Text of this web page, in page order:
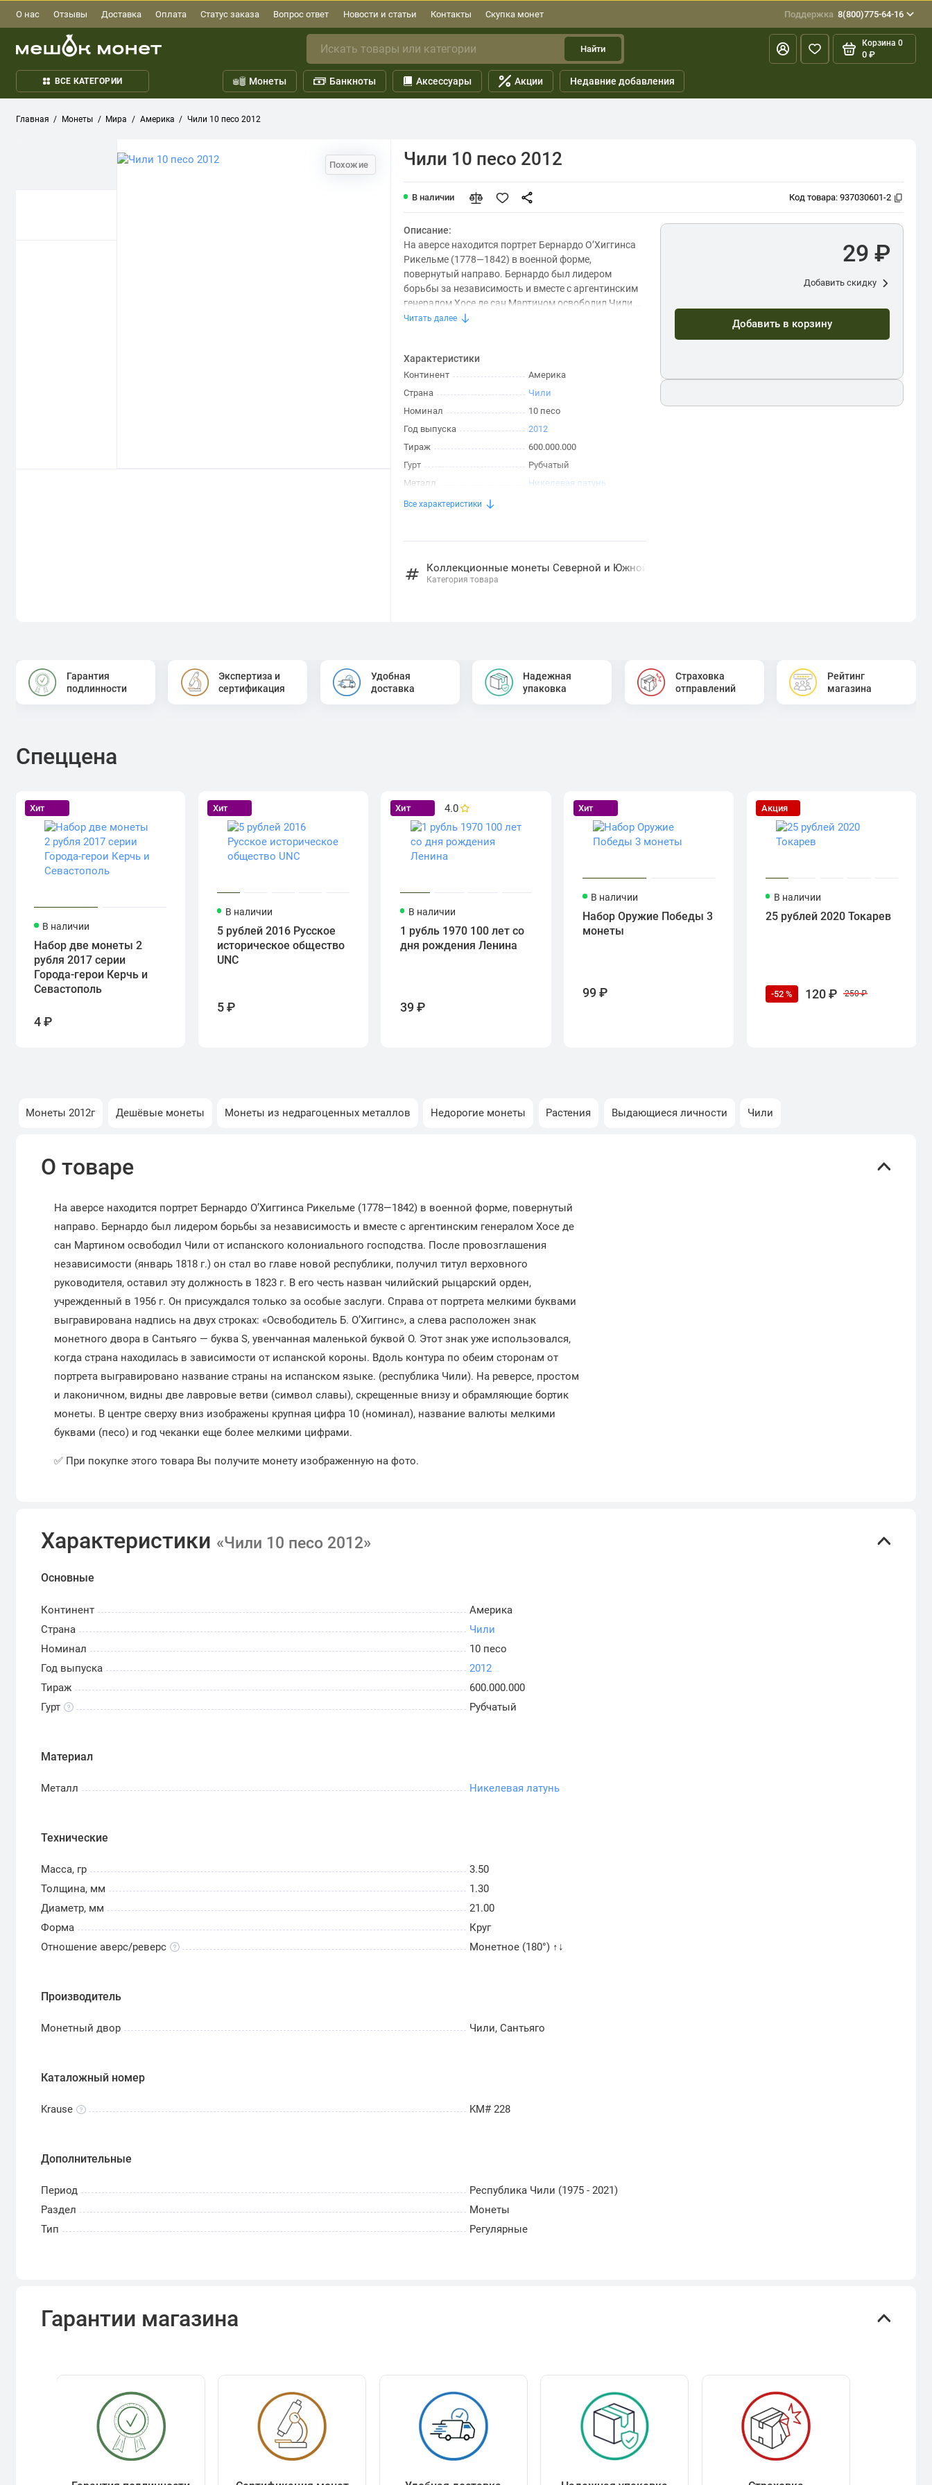
О нас Отзывы Доставка Оплата Статус заказа Вопрос ответ Новости и статьи Контакты Скупка монет Поддержка 8(800)775-64-16
Найти
Корзина 0
0 ₽
ВСЕ КАТЕГОРИИ Монеты Банкноты Аксессуары Акции Недавние добавления
Главная Монеты Мира Америка Чили 10 песо 2012
Похожие Чили 10 песо 2012
В наличии Код товара: 937030601-2
Описание:
На аверсе находится портрет Бернардо О’Хиггинса
Рикельме (1778—1842) в военной форме,
повернутый направо. Бернардо был лидером
борьбы за независимость и вместе с аргентинским
генералом Хосе де сан Мартином освободил Чили...
Читать далее
Характеристики
Континент
Америка
Страна
Чили
Номинал
10 песо
Год выпуска
2012
Тираж
600.000.000
Гурт
Рубчатый
Металл
Никелевая латунь
Все характеристики
Коллекционные монеты Северной и Южной Америки
Категория товара
29 ₽
Добавить скидку
Добавить в корзину
Гарантия
подлинности
Экспертиза и
сертификация
Удобная
доставка
Надежная
упаковка
Страховка
отправлений
Рейтинг
магазина
Спеццена
Хит
В наличии
Набор две монеты 2
рубля 2017 серии
Города-герои Керчь и
Севастополь
4 ₽
Хит
В наличии
5 рублей 2016 Русское
историческое общество
UNC
5 ₽
Хит 4.0
В наличии
1 рубль 1970 100 лет со
дня рождения Ленина
39 ₽
Хит
В наличии
Набор Оружие Победы 3
монеты
99 ₽
Акция
В наличии
25 рублей 2020 Токарев
-52 % 120 ₽ 250 ₽
Монеты 2012г Дешёвые монеты Монеты из недрагоценных металлов Недорогие монеты Растения Выдающиеся личности Чили
О товаре
На аверсе находится портрет Бернардо О’Хиггинса Рикельме (1778—1842) в военной форме, повернутый
направо. Бернардо был лидером борьбы за независимость и вместе с аргентинским генералом Хосе де
сан Мартином освободил Чили от испанского колониального господства. После провозглашения
независимости (январь 1818 г.) он стал во главе новой республики, получил титул верховного
руководителя, оставил эту должность в 1823 г. В его честь назван чилийский рыцарский орден,
учрежденный в 1956 г. Он присуждался только за особые заслуги. Справа от портрета мелкими буквами
выгравирована надпись на двух строках: «Освободитель Б. О’Хиггинс», а слева расположен знак
монетного двора в Сантьяго — буква S, увенчанная маленькой буквой О. Этот знак уже использовался,
когда страна находилась в зависимости от испанской короны. Вдоль контура по обеим сторонам от
портрета выгравировано название страны на испанском языке. (республика Чили). На реверсе, простом
и лаконичном, видны две лавровые ветви (символ славы), скрещенные внизу и обрамляющие бортик
монеты. В центре сверху вниз изображены крупная цифра 10 (номинал), название валюты мелкими
буквами (песо) и год чеканки еще более мелкими цифрами.
✅ При покупке этого товара Вы получите монету изображенную на фото.
Характеристики «Чили 10 песо 2012»
Основные
Континент
Америка
Страна
Чили
Номинал
10 песо
Год выпуска
2012
Тираж
600.000.000
Гурт
Рубчатый
Материал
Металл Никелевая латунь
Технические
Масса, гр
3.50
Толщина, мм
1.30
Диаметр, мм
21.00
Форма
Круг
Отношение аверс/реверс
Монетное (180°) ↑↓
Производитель
Монетный двор Чили, Сантьяго
Каталожный номер
Krause KM# 228
Дополнительные
Период
Республика Чили (1975 - 2021)
Раздел
Монеты
Тип
Регулярные
Гарантии магазина